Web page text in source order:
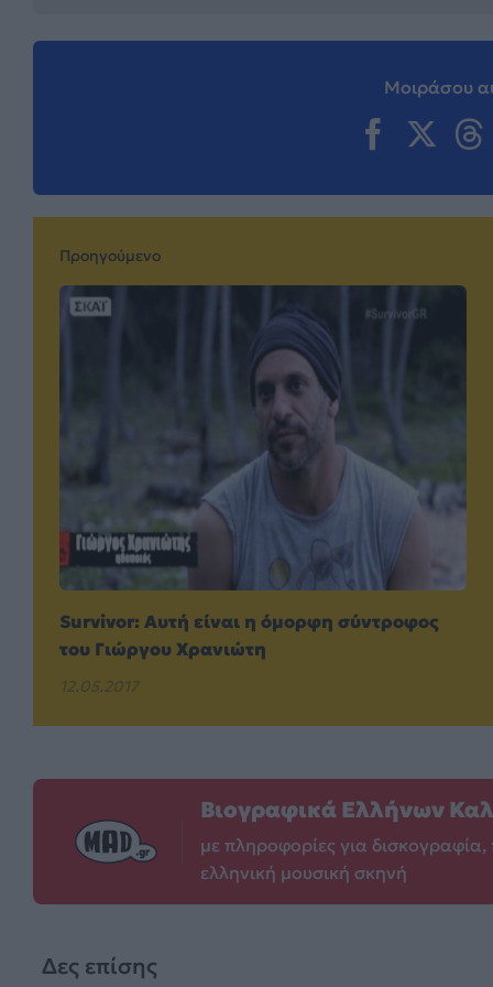
Μοιράσου
Προηγούμενο
Survivor: Αυτή είναι η όμορφη σύντροφος
του Γιώργου Χρανιώτη
12.05.2017
Βιογραφικά Ελλήνων
με πληροφορίες για δισκογραφία,
ελληνική μουσική σκηνή
Δες επίσης